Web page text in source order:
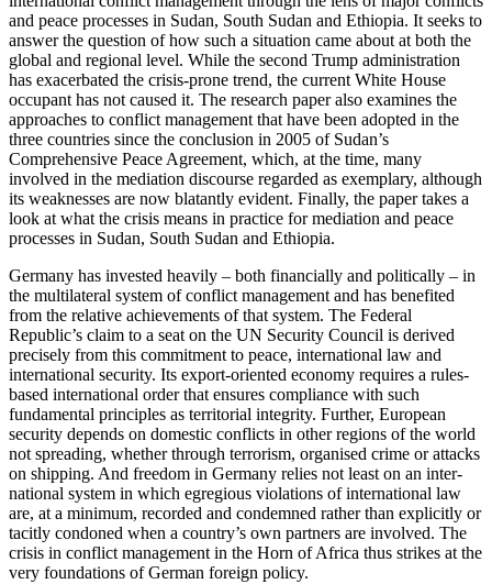
and peace pro­cesses in Sudan, South Sudan and Ethiopia. It seeks to
answer the question of how such a situation came about at both the
global and regional level. While the second Trump administration
has exacerbated the crisis-prone trend, the current White House
occupant has not caused it. The research paper also examines the
approaches to conflict management that have been adopted in the
three countries since the con­clusion in 2005 of Sudan’s
Comprehensive Peace Agreement, which, at the time, many
involved in the mediation discourse regarded as exemplary, although
its weaknesses are now blatantly evident. Finally, the paper takes a
look at what the crisis means in practice for mediation and peace
processes in Sudan, South Sudan and Ethiopia.
Germany has invested heavily – both financially and politically – in
the multilateral system of con­flict management and has benefited
from the relative achievements of that system. The Federal
Republic’s claim to a seat on the UN Security Council is derived
precisely from this commitment to peace, inter­national law and
international security. Its export-oriented economy requires a rules-
based international order that ensures compliance with such
fundamental principles as territorial integrity. Further, Euro­pean
security depends on domestic conflicts in other regions of the world
not spreading, whether through terrorism, organised crime or attacks
on shipping. And freedom in Germany relies not least on an inter­
national system in which egregious violations of international law
are, at a minimum, recorded and condemned rather than explicitly or
tacitly condoned when a country’s own partners are involved. The
crisis in conflict management in the Horn of Africa thus strikes at the
very foundations of German for­eign policy.